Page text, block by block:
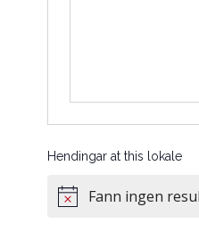
Hendingar at this lokale
NoticeFann ingen